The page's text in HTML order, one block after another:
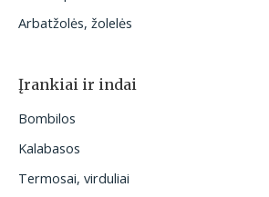
Arbatžolės, žolelės
Įrankiai ir indai
Bombilos
Kalabasos
Termosai, virduliai